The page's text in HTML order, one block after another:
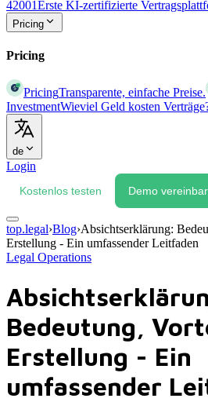
42001Erste KI-zertifizierte
Pricing
Pricing
PricingTransparente, einfache Preise.
InvestmentWieviel Geld kosten
de
Login
Kostenlos testen Demo
top.legal›Blog›Absichtserklärung:
Erstellung - Ein umfassender Leitfaden
Legal Operations
Bedeutung,
Erstellung - Ein
umfassender